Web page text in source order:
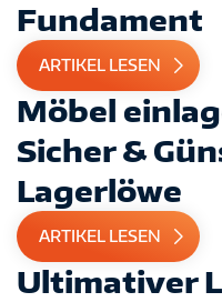
Fundament
ARTIKEL LESEN
Möbel
Sicher &
Lagerlöwe
ARTIKEL LESEN
Ultimativer